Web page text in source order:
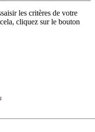
les critères de votre
cliquez sur le bouton